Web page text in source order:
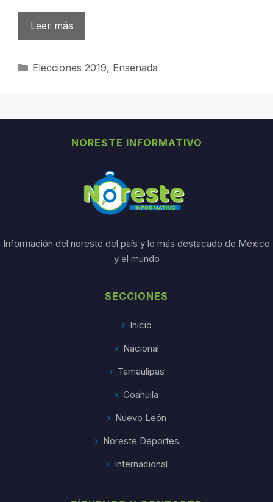
Leer más
Categorías
Elecciones 2019, Ensenada
NORESTE INFORMATIVO
Información del noreste del país y lo más destacado de México
y el mundo
SECCIONES
Inicio
Nacional
Tamaulipas
Coahuila
Nuevo León
Noreste Deportes
Internacional